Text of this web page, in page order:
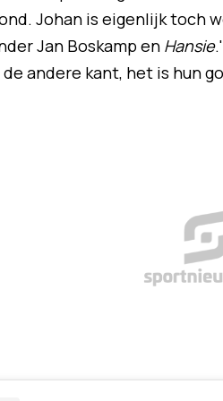
Johan is eigenlijk toch
Jan Boskamp en Hansie
andere kant, het is hun